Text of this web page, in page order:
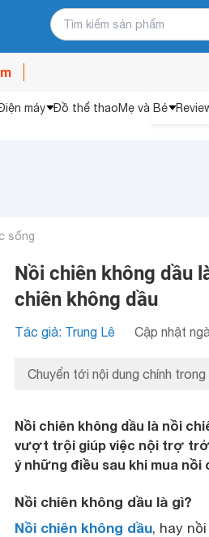
máy Đồ thể thaoMẹ và Bé
sống
Nồi chiên không dầu
chiên không dầu
Tác giả: Trung Lê Cập nhật
Chuyển tới nội dung chính trong
Nồi chiên không dầu là nồi
vượt trội giúp việc nội trợ trở
ý những điều sau khi mua nồi
Nồi chiên không dầu là gì?
Nồi chiên không dầu, hay